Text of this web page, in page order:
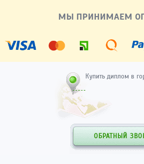
МЫ ПРИНИМАЕМ
Купить диплом в
ОБРАТНЫЙ